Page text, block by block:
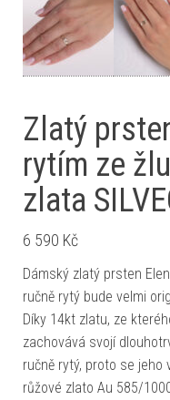
Zlatý
rytím ze
zlata
6 590 Kč
Dámský zlatý prsten
ručně rytý bude velmi
Díky 14kt zlatu, ze
zachovává svojí
ručně rytý, proto se jeho
růžové zlato Au 585/